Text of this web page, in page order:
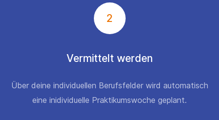
2
Vermittelt werden
Über deine individuellen Berufsfelder wird automatisch
eine inidividuelle Praktikumswoche geplant.